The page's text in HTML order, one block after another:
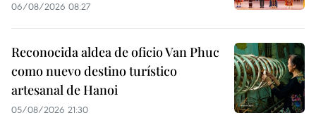
06/08/2026 08:27
Reconocida aldea de oficio Van Phuc
como nuevo destino turístico
artesanal de Hanoi
05/08/2026 21:30